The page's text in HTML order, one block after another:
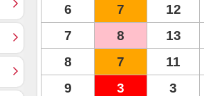
6
7 12
7
8 13
8
7 11
9
3 3